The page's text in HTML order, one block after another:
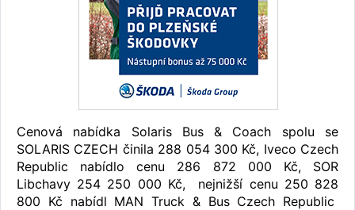
Cenová nabídka Solaris Bus & Coach spolu se
SOLARIS CZECH činila 288 054 300 Kč, Iveco Czech
Republic nabídlo cenu 286 872 000 Kč, SOR
Libchavy 254 250 000 Kč, nejnižší cenu 250 828
800 Kč nabídl MAN Truck & Bus Czech Republic